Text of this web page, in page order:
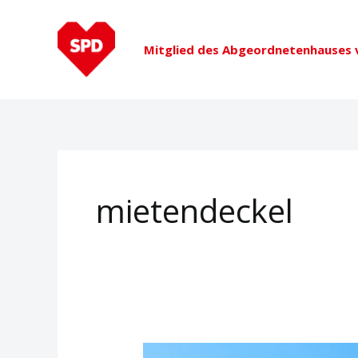
Mitglied des Abgeordnetenhauses
mietendeckel